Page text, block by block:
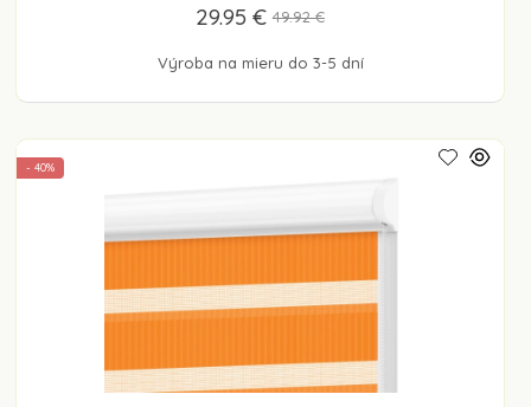
Výroba na mieru do 3-5 dní
29.95 € 49.92 €
- 40%